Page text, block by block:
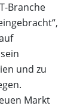
Branche
und zu
Markt